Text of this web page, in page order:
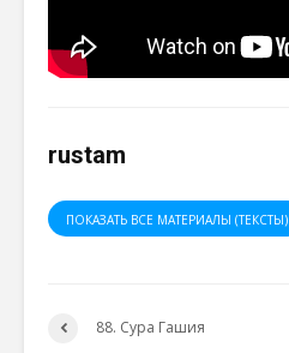
rustam
ПОКАЗАТЬ ВСЕ МАТЕРИАЛЫ (ТЕКСТЫ)
88. Сура Гашия